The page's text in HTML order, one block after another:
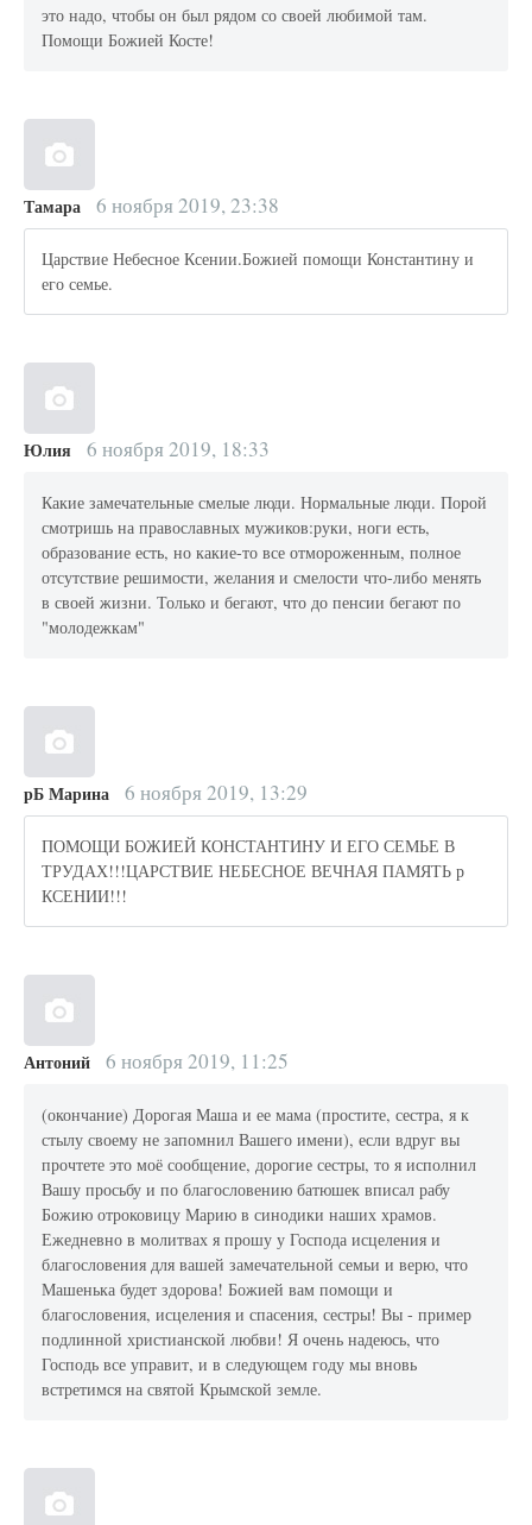
это надо, чтобы он был рядом со своей любимой там.
Помощи Божией Косте!
Тамара 6 ноября 2019, 23:38
Царствие Небесное Ксении.Божией помощи Константину и
его семье.
Юлия 6 ноября 2019, 18:33
Какие замечательные смелые люди. Нормальные люди. Порой
смотришь на православных мужиков:руки, ноги есть,
образование есть, но какие-то все отмороженным, полное
отсутствие решимости, желания и смелости что-либо менять
в своей жизни. Только и бегают, что до пенсии бегают по
"молодежкам"
рБ Марина 6 ноября 2019, 13:29
ПОМОЩИ БОЖИЕЙ КОНСТАНТИНУ И ЕГО СЕМЬЕ В
ТРУДАХ!!!ЦАРСТВИЕ НЕБЕСНОЕ ВЕЧНАЯ ПАМЯТЬ р
КСЕНИИ!!!
Антоний 6 ноября 2019, 11:25
(окончание) Дорогая Маша и ее мама (простите, сестра, я к
стылу своему не запомнил Вашего имени), если вдруг вы
прочтете это моё сообщение, дорогие сестры, то я исполнил
Вашу просьбу и по благословению батюшек вписал рабу
Божию отроковицу Марию в синодики наших храмов.
Ежедневно в молитвах я прошу у Господа исцеления и
благословения для вашей замечательной семьи и верю, что
Машенька будет здорова! Божией вам помощи и
благословения, исцеления и спасения, сестры! Вы - пример
подлинной христианской любви! Я очень надеюсь, что
Господь все управит, и в следующем году мы вновь
встретимся на святой Крымской земле.